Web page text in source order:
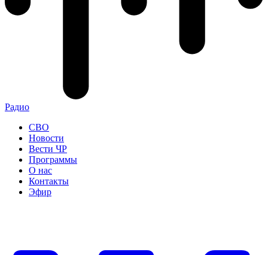
Радио
СВО
Новости
Вести ЧР
Программы
О нас
Контакты
Эфир